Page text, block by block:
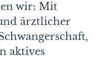
wir: Mit
ärztlicher
aktives